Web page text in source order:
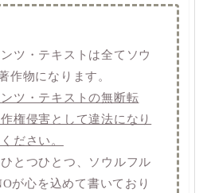
ツ・テキストは全てソウ
作物になります。
ツ・テキストの無断転
権侵害として違法になり
ださい。
とつひとつ、ソウルフル
が心を込めて書いており